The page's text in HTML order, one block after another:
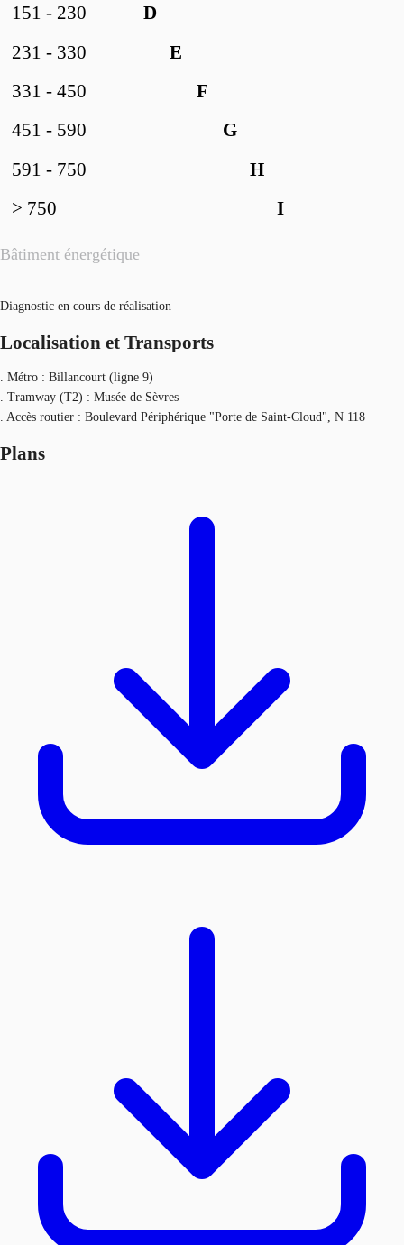
Bâtiment énergétique
D
151 - 230
E
231 - 330
F
331 - 450
G
451 - 590
H
591 - 750
I
> 750
Diagnostic en cours de réalisation
Localisation et Transports
. Métro : Billancourt (ligne 9)
. Tramway (T2) : Musée de Sèvres
. Accès routier : Boulevard Périphérique "Porte de Saint-Cloud", N 118
Plans